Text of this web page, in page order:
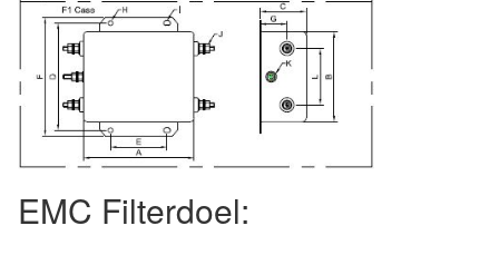
EMC Filterdoel: